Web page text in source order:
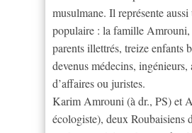
musulmane. Il représente
populaire : la famille Amrouni,
parents illettrés, treize enfants
devenus médecins, ingénieurs,
d’affaires ou juristes.
Karim Amrouni (à dr., PS) et
écologiste), deux Roubaisiens